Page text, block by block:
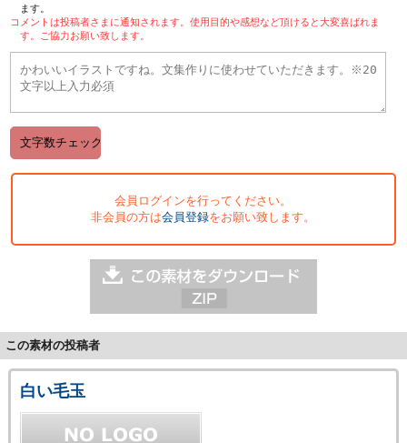
ます。
コメントは投稿者さまに通知されます。使用目的や感想など頂けると大変喜ばれま
す。ご協力お願い致します。
会員ログインを行ってください。
非会員の方は会員登録をお願い致します。
この素材の投稿者
白い毛玉